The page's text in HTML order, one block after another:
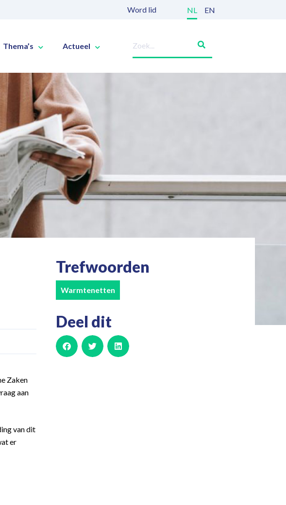
Word lid NL EN
Thema’s Actueel
Zaken
aan
van dit
er
Trefwoorden
Warmtenetten
Deel dit